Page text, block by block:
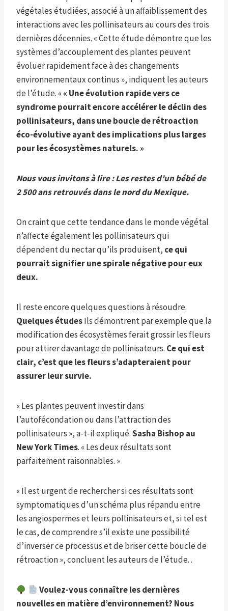
végétales étudiées, associé à un affaiblissement des
interactions avec les pollinisateurs au cours des trois
dernières décennies. « Cette étude démontre que les
systèmes d’accouplement des plantes peuvent
évoluer rapidement face à des changements
environnementaux continus », indiquent les auteurs
de l’étude. «« Une évolution rapide vers ce
syndrome pourrait encore accélérer le déclin des
pollinisateurs, dans une boucle de rétroaction
éco-évolutive ayant des implications plus larges
pour les écosystèmes naturels. »
Nous vous invitons à lire :Les restes d’un bébé de
2 500 ans retrouvés dans le nord du Mexique.
On craint que cette tendance dans le monde végétal
n’affecte également les pollinisateurs qui
dépendent du nectar qu’ils produisent, ce qui
pourrait signifier une spirale négative pour eux
deux.
Il reste encore quelques questions à résoudre.
QuelquesétudesIls démontrent par exemple que la
modification des écosystèmes ferait grossir les fleurs
pour attirer davantage de pollinisateurs. Ce qui est
clair, c’est que les fleurs s’adapteraient pour
assurer leur survie.
« Les plantes peuvent investir dans
l’autofécondation ou dans l’attraction des
pollinisateurs », a-t-il expliqué.Sasha Bishop au
New York Times. « Les deux résultats sont
parfaitement raisonnables. »
« Il est urgent de rechercher si ces résultats sont
symptomatiques d’un schéma plus répandu entre
les angiospermes et leurs pollinisateurs et, si tel est
le cas, de comprendre s’il existe une possibilité
d’inverser ce processus et de briser cette boucle de
rétroaction », concluent les auteurs de l’étude. .
Voulez-vous connaître les dernières
nouvelles en matière d’environnement? Nous